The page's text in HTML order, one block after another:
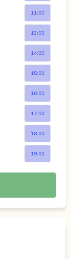
11:00
13:00
14:00
15:00
16:00
17:00
18:00
19:00